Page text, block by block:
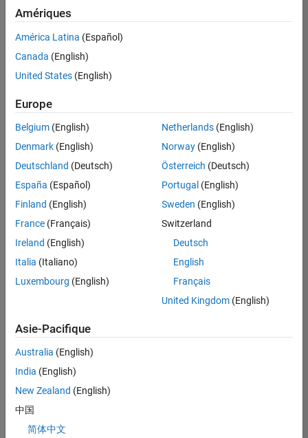
Actuellement,
aucune
offre
d'emploi
correspondant
à vos
critères
de
recherche.
Vous
pouvez
élargir
votre
recherche
ou
afficher
l’ensemble
d'emploi.
malgré
tout
vous
trouvez
pas
Amériques
América Latina (Español)
Canada (English)
United States (English)
Europe
Belgium (English)
Denmark (English)
Deutschland (Deutsch)
España (Español)
Finland (English)
France (Français)
Ireland (English)
Italia (Italiano)
Luxembourg (English)
Netherlands(English)
Norway(English)
Österreich (Deutsch)
Portugal (English)
Sweden (English)
Switzerland
Deutsch
English
Français
United Kingdom(English)
Asie-Pacifique
Australia (English)
India (English)
New Zealand (English)
中国
简体中文